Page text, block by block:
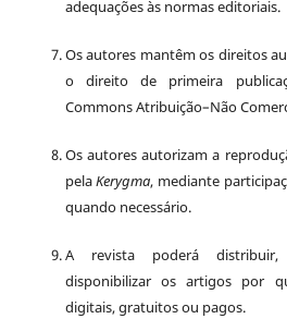
adequações às normas editoriais.
Os autores mantêm os direitos
o direito de primeira
Commons Atribuição–Não
Os autores autorizam a
pelaKerygma, mediante
quando necessário.
A revista poderá
disponibilizar os artigos por
digitais, gratuitos ou pagos.